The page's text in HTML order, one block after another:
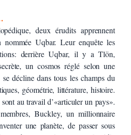
deux érudits apprennent
nommée Uqbar. Leur enquête les
derrière Uqbar, il y a Tlön,
un cosmos réglé selon une
décline dans tous les champs du
géométrie, littérature, histoire.
au travail d’«articuler un pays».
Buckley, un millionnaire
une planète, de passer sous